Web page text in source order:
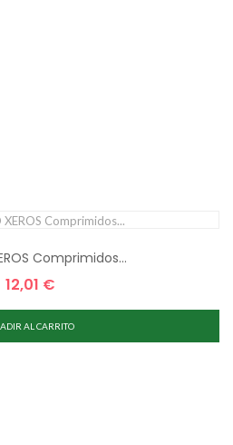
Comprimidos...
Precio
12,01 €
AL CARRITO